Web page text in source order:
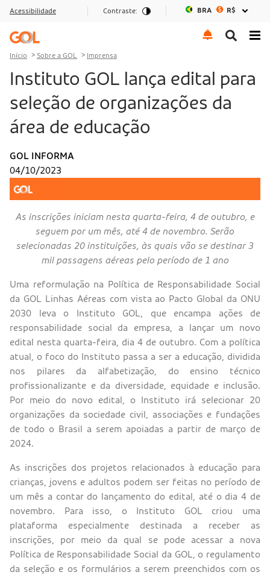
Ir para o menu
Ir para o conteúdo
Ir para o rodapé
Acessibilidade Contraste: BRA R$
Início Sobre a GOL Imprensa
Instituto GOL lança edital para
seleção de organizações da
área de educação
GOL INFORMA
04/10/2023
As inscrições iniciam nesta quarta-feira, 4 de outubro, e
seguem por um mês, até 4 de novembro. Serão
selecionadas 20 instituições, às quais vão se destinar 3
mil passagens aéreas pelo período de 1 ano
Uma reformulação na Política de Responsabilidade Social
da GOL Linhas Aéreas com vista ao Pacto Global da ONU
2030 leva o Instituto GOL, que encampa ações de
responsabilidade social da empresa, a lançar um novo
edital nesta quarta-feira, dia 4 de outubro. Com a política
atual, o foco do Instituto passa a ser a educação, dividida
nos pilares da alfabetização, do ensino técnico
profissionalizante e da diversidade, equidade e inclusão.
Por meio do novo edital, o Instituto irá selecionar 20
organizações da sociedade civil, associações e fundações
de todo o Brasil a serem apoiadas a partir de março de
2024.
As inscrições dos projetos relacionados à educação para
crianças, jovens e adultos podem ser feitas no período de
um mês a contar do lançamento do edital, até o dia 4 de
novembro. Para isso, o Instituto GOL criou uma
plataforma especialmente destinada a receber as
inscrições, por meio da qual se pode acessar a nova
Política de Responsabilidade Social da GOL, o regulamento
da seleção e os formulários a serem preenchidos com os